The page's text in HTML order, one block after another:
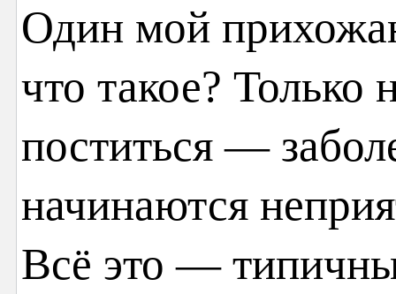
Один мой
что такое? Только
поститься —
начинаются
Всё это —